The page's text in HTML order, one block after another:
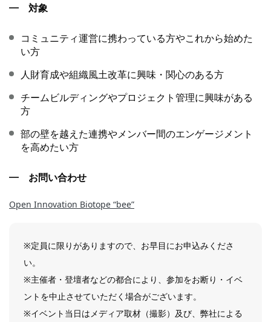
対象
コミュニティ運営に携わっている方やこれから始めた
い方
人財育成や組織風土改革に興味・関心のある方
チームビルディングやプロジェクト管理に興味がある
方
部の壁を越えた連携やメンバー間のエンゲージメント
を高めたい方
お問い合わせ
Open Innovation Biotope “bee”
※定員に限りがありますので、お早目にお申込みくださ
い。
※主催者・登壇者などの都合により、参加をお断り・イベ
ントを中止させていただく場合がございます。
※イベント当日はメディア取材（撮影）及び、弊社による